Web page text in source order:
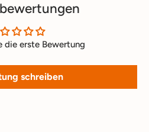
die erste Bewertung
schreiben